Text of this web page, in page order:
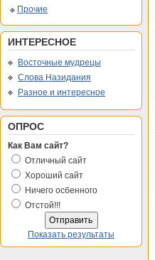
Прочие
ИНТЕРЕСНОЕ
Восточные мудрецы
Слова Назидания
Разное и интересное
ОПРОС
Как Вам сайт?
Отличный сайт
Хороший сайт
Ничего осбенного
Отстой!!!
Показать результаты